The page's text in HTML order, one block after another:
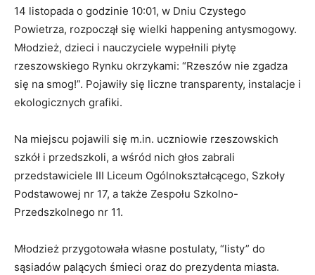
14 listopada o godzinie 10:01, w Dniu Czystego
Powietrza, rozpoczął się wielki happening antysmogowy.
Młodzież, dzieci i nauczyciele wypełnili płytę
rzeszowskiego Rynku okrzykami: “Rzeszów nie zgadza
się na smog!”. Pojawiły się liczne transparenty, instalacje i
ekologicznych grafiki.
Na miejscu pojawili się m.in. uczniowie rzeszowskich
szkół i przedszkoli, a wśród nich głos zabrali
przedstawiciele III Liceum Ogólnokształcącego, Szkoły
Podstawowej nr 17, a także Zespołu Szkolno-
Przedszkolnego nr 11.
Młodzież przygotowała własne postulaty, “listy” do
sąsiadów palących śmieci oraz do prezydenta miasta.